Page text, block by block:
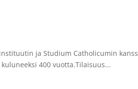
ja Studium Catholicumin
400 vuotta.Tilaisuus...